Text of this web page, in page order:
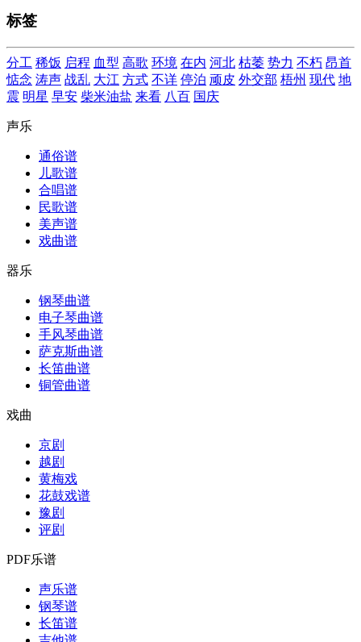
标签
分工 稀饭 启程 血型 高歌 环境 在内 河北 枯萎 势力 不朽 昂首
惦念 涛声 战乱 大江 方式 不详 停泊 顽皮 外交部 梧州 现代 地
震 明星 早安 柴米油盐 来看 八百 国庆
声乐
通俗谱
儿歌谱
合唱谱
民歌谱
美声谱
戏曲谱
器乐
钢琴曲谱
电子琴曲谱
手风琴曲谱
萨克斯曲谱
长笛曲谱
铜管曲谱
戏曲
京剧
越剧
黄梅戏
花鼓戏谱
豫剧
评剧
PDF乐谱
声乐谱
钢琴谱
长笛谱